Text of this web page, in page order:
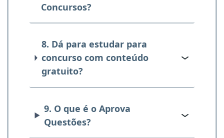
Concursos?
8. Dá para estudar para
concurso com conteúdo
gratuito?
9. O que é o Aprova
Questões?